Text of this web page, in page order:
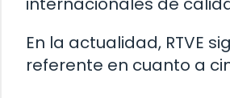
En la actualidad, RTVE
referente en cuanto a